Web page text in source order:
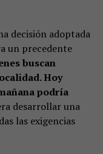
decisión adoptada
un precedente
buscan
Hoy
podría
desarrollar una
las exigencias